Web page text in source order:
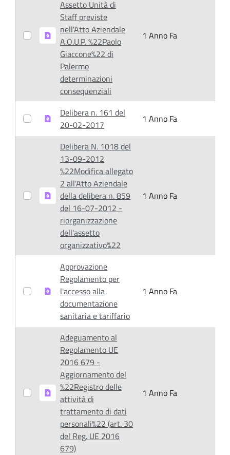
Assetto Unità di
Staff previste
nell'Atto Aziendale
A.O.U.P. %22Paolo
Giaccone%22 di
Palermo
determinazioni
consequenziali
1 Anno Fa
Delibera n. 161 del
20-02-2017
1 Anno Fa
Delibera N. 1018 del
13-09-2012
%22Modifica allegato
2 all'Atto Aziendale
della delibera n. 859
del 16-07-2012 -
riorganizzazione
dell'assetto
organizzativo%22
1 Anno Fa
Approvazione
Regolamento per
l'accesso alla
documentazione
sanitaria e tariffario
1 Anno Fa
Adeguamento al
Regolamento UE
2016 679 -
Aggiornamento del
%22Registro delle
attività di
trattamento di dati
personali%22 (art. 30
del Reg. UE 2016
679)
1 Anno Fa